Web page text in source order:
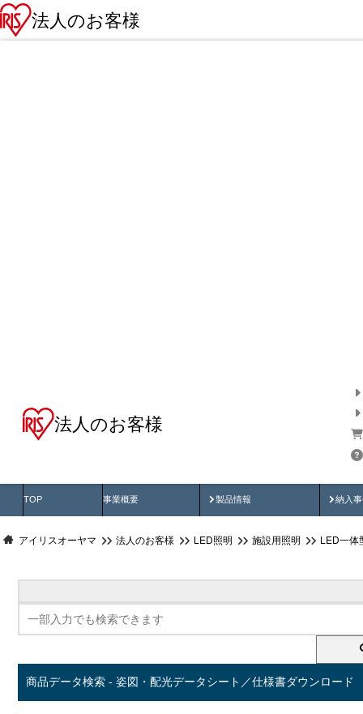
法人のお客様
法人のお客様
TOP 事業概要 製品情報
製品動画 納入
納
アイリスオーヤマ 法人のお客様 LED照明 施設用照明 LED一体
商品データ検索 - 姿図・配光データシート／仕様書ダウンロード